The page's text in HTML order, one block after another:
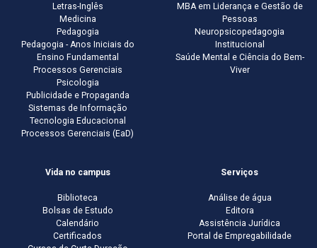
Letras-Inglês
Medicina
Pedagogia
Pedagogia - Anos Iniciais do
Ensino Fundamental
Processos Gerenciais
Psicologia
Publicidade e Propaganda
Sistemas de Informação
Tecnologia Educacional
Processos Gerenciais (EaD)
MBA em Liderança e Gestão de
Pessoas
Neuropsicopedagogia
Institucional
Saúde Mental e Ciência do Bem-
Viver
Vida no campus
Biblioteca
Bolsas de Estudo
Calendário
Certificados
Serviços
Análise de água
Editora
Assistência Jurídica
Portal de Empregabilidade